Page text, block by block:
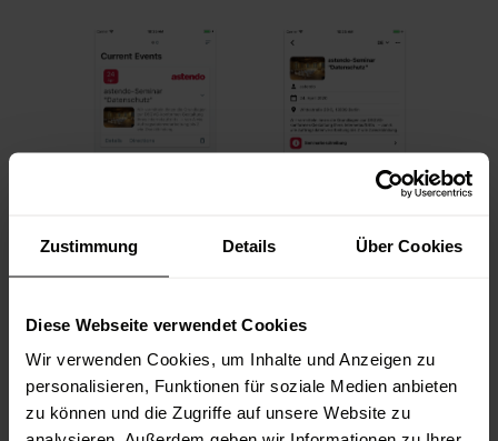
Zustimmung Details Über Cookies
Diese Webseite verwendet Cookies
Wir verwenden Cookies, um Inhalte und Anzeigen zu
personalisieren, Funktionen für soziale Medien anbieten
zu können und die Zugriffe auf unsere Website zu
Der erste Schritt war es, ein passendes Design zu
Google Material inspiriertes Design, was der
Entwicklung mit Flutter entgegenkommt. Flutter-
Komponenten enthalten bereits ausdrucksvolle